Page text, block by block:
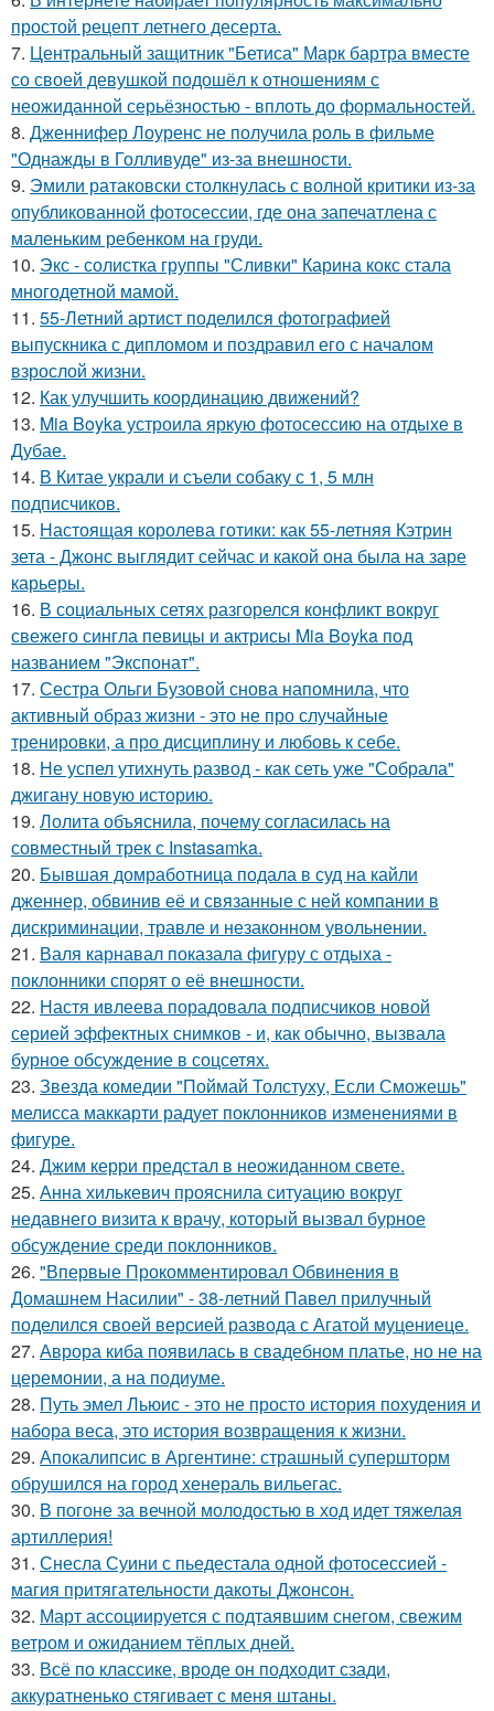
простой рецепт летнего десерта.
7. Центральный защитник "Бетиса" Марк бартра вместе
со своей девушкой подошёл к отношениям с
неожиданной серьёзностью - вплоть до формальностей.
8. Дженнифер Лоуренс не получила роль в фильме
"Однажды в Голливуде" из-за внешности.
9. Эмили ратаковски столкнулась с волной критики из-за
опубликованной фотосессии, где она запечатлена с
маленьким ребенком на груди.
10. Экс - солистка группы "Сливки" Карина кокс стала
многодетной мамой.
11. 55-Летний артист поделился фотографией
выпускника с дипломом и поздравил его с началом
взрослой жизни.
12. Как улучшить координацию движений?
13. Mia Boyka устроила яркую фотосессию на отдыхе в
Дубае.
14. В Китае украли и съели собаку с 1, 5 млн
подписчиков.
15. Настоящая королева готики: как 55-летняя Кэтрин
зета - Джонс выглядит сейчас и какой она была на заре
карьеры.
16. В социальных сетях разгорелся конфликт вокруг
свежего сингла певицы и актрисы Mia Boyka под
названием "Экспонат".
17. Сестра Ольги Бузовой снова напомнила, что
активный образ жизни - это не про случайные
тренировки, а про дисциплину и любовь к себе.
18. Не успел утихнуть развод - как сеть уже "Собрала"
джигану новую историю.
19. Лолита объяснила, почему согласилась на
совместный трек с Instasamka.
20. Бывшая домработница подала в суд на кайли
дженнер, обвинив её и связанные с ней компании в
дискриминации, травле и незаконном увольнении.
21. Валя карнавал показала фигуру с отдыха -
поклонники спорят о её внешности.
22. Настя ивлеева порадовала подписчиков новой
серией эффектных снимков - и, как обычно, вызвала
бурное обсуждение в соцсетях.
23. Звезда комедии "Поймай Толстуху, Если Сможешь"
мелисса маккарти радует поклонников изменениями в
фигуре.
24. Джим керри предстал в неожиданном свете.
25. Анна хилькевич прояснила ситуацию вокруг
недавнего визита к врачу, который вызвал бурное
обсуждение среди поклонников.
26. "Впервые Прокомментировал Обвинения в
Домашнем Насилии" - 38-летний Павел прилучный
поделился своей версией развода с Агатой муцениеце.
27. Аврора киба появилась в свадебном платье, но не на
церемонии, а на подиуме.
28. Путь эмел Льюис - это не просто история похудения и
набора веса, это история возвращения к жизни.
29. Апокалипсис в Аргентине: страшный супершторм
обрушился на город хенераль вильегас.
30. В погоне за вечной молодостью в ход идет тяжелая
артиллерия!
31. Снесла Суини с пьедестала одной фотосессией -
магия притягательности дакоты Джонсон.
32. Март ассоциируется с подтаявшим снегом, свежим
ветром и ожиданием тёплых дней.
33. Всё по классике, вроде он подходит сзади,
аккуратненько стягивает с меня штаны.